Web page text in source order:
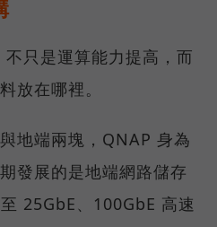
只是運算能力提高，而
放在哪裡。
地端兩塊，QNAP 身為
發展的是地端網路儲存
25GbE、100GbE 高速